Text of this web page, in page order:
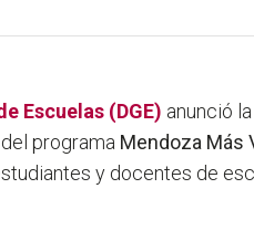
Escuelas (DGE) anunció
programa Mendoza Más
y docentes de